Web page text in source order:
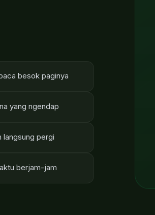
besok paginya
yang ngendap
langsung pergi
berjam-jam